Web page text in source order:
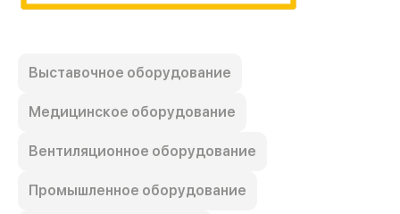
Выставочное оборудование
Медицинское оборудование
Вентиляционное оборудование
Промышленное оборудование